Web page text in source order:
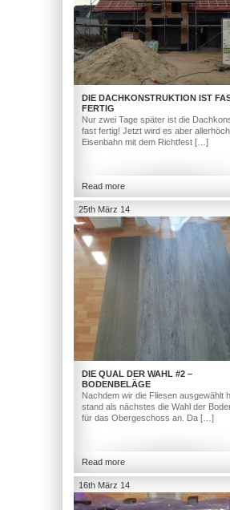
DIE DACHKONSTRUKTION IST
FERTIG
Nur zwei Tage später ist die
fast fertig! Jetzt wird es aber
Eisenbahn mit dem Richtfest […]
Read more
25th März 14
DIE QUAL DER WAHL #2 –
BODENBELÄGE
Nachdem wir die Fliesen ausgewählt
stand als nächstes die Wahl der
für das Obergeschoss an. Da […]
Read more
16th März 14